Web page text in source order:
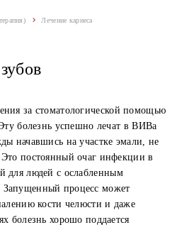
Лечение кариеса
за стоматологической помощью
болезнь успешно лечат в ВИВа
начавшись на участке эмали, не
постоянный очаг инфекции в
для людей с ослабленным
процесс может
кости челюсти и даже
болезнь хорошо поддается